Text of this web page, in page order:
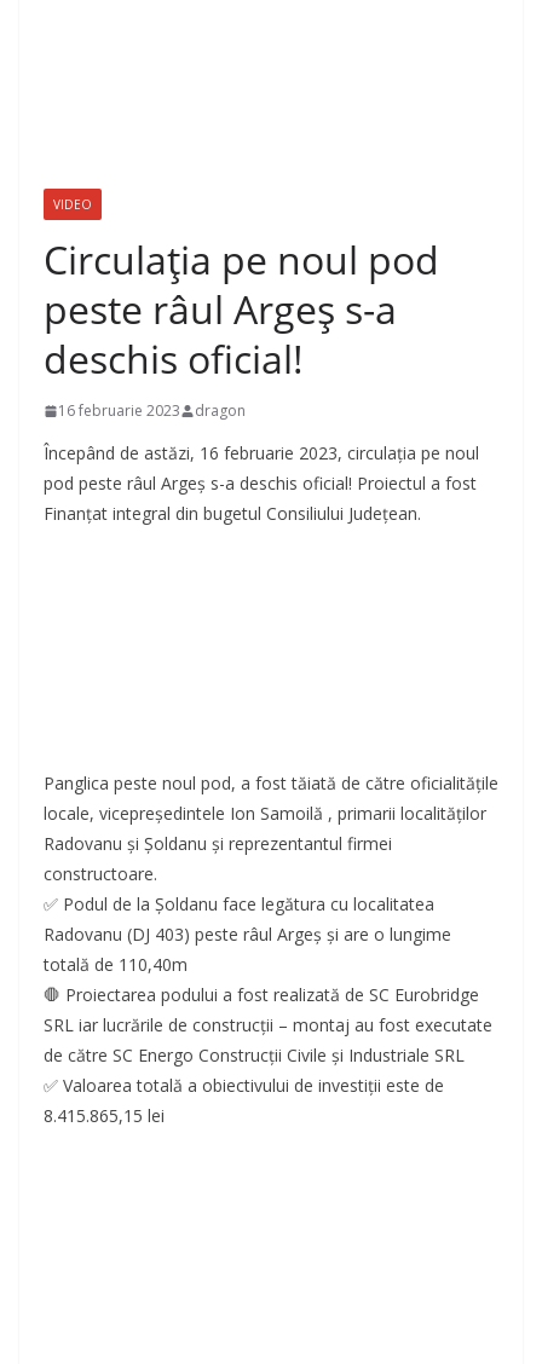
VIDEO
Circulaţia pe noul pod
peste râul Argeș s-a
deschis oficial!
16 februarie 2023 dragon
Începând de astăzi, 16 februarie 2023, circulaţia pe noul
pod peste râul Argeș s-a deschis oficial! Proiectul a fost
Finanțat integral din bugetul Consiliului Județean.
Panglica peste noul pod, a fost tăiată de către oficialităţile
locale, vicepreședintele Ion Samoilă , primarii localităților
Radovanu și Șoldanu și reprezentantul firmei
constructoare.
✅ Podul de la Șoldanu face legătura cu localitatea
Radovanu (DJ 403) peste râul Argeș și are o lungime
totală de 110,40m
🛑 Proiectarea podului a fost realizată de SC Eurobridge
SRL iar lucrările de construcții – montaj au fost executate
de către SC Energo Construcții Civile și Industriale SRL
✅ Valoarea totală a obiectivului de investiții este de
8.415.865,15 lei